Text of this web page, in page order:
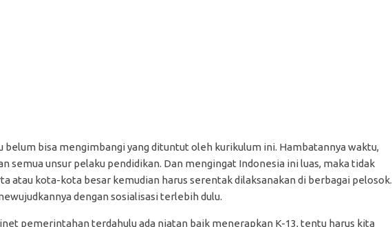
belum bisa mengimbangi yang dituntut oleh kurikulum ini. Hambatannya waktu,
semua unsur pelaku pendidikan. Dan mengingat Indonesia ini luas, maka tidak
atau kota-kota besar kemudian harus serentak dilaksanakan di berbagai pelosok.
dengan sosialisasi terlebih dulu.
pemerintahan terdahulu ada niatan baik menerapkan K-13, tentu harus kita